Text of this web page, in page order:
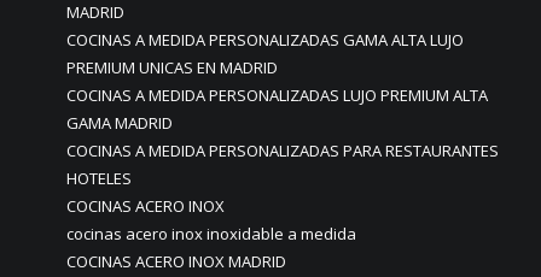
MADRID
COCINAS A MEDIDA PERSONALIZADAS GAMA ALTA LUJO
PREMIUM UNICAS EN MADRID
COCINAS A MEDIDA PERSONALIZADAS LUJO PREMIUM ALTA
GAMA MADRID
COCINAS A MEDIDA PERSONALIZADAS PARA RESTAURANTES
HOTELES
COCINAS ACERO INOX
cocinas acero inox inoxidable a medida
COCINAS ACERO INOX MADRID